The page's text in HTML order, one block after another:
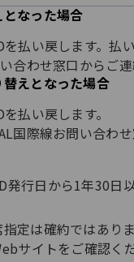
なった場合
を払い戻します。払
合わせ窓口からご連
えとなった場合
払い戻します。
国際線お問い合わ
発行日から1年30日
定は確約ではありま
サイトをご確認く